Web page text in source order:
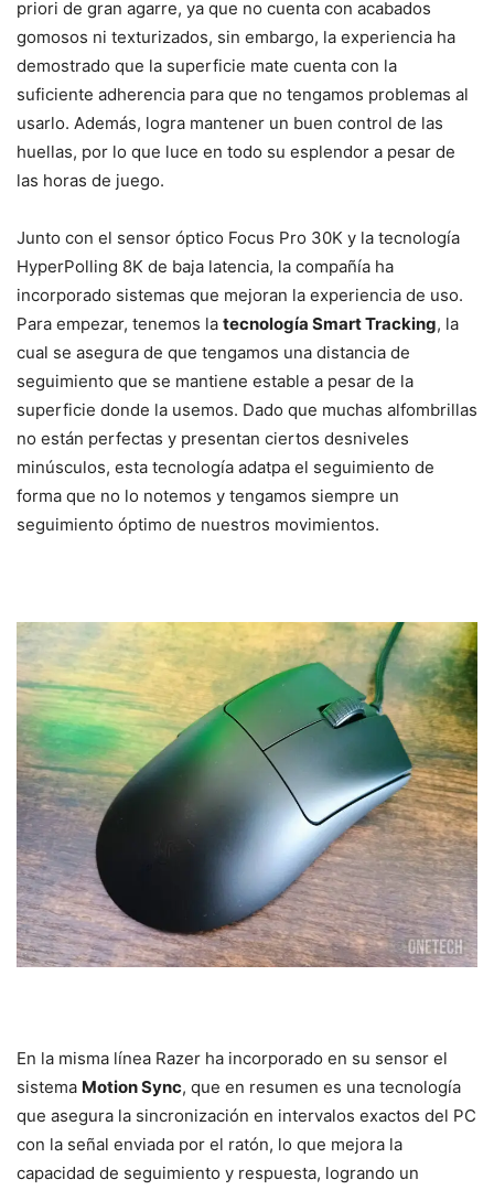
priori de gran agarre, ya que no cuenta con acabados
gomosos ni texturizados, sin embargo, la experiencia ha
demostrado que la superficie mate cuenta con la
suficiente adherencia para que no tengamos problemas al
usarlo. Además, logra mantener un buen control de las
huellas, por lo que luce en todo su esplendor a pesar de
las horas de juego.
Junto con el sensor óptico Focus Pro 30K y la tecnología
HyperPolling 8K de baja latencia, la compañía ha
incorporado sistemas que mejoran la experiencia de uso.
Para empezar, tenemos la tecnología Smart Tracking, la
cual se asegura de que tengamos una distancia de
seguimiento que se mantiene estable a pesar de la
superficie donde la usemos. Dado que muchas alfombrillas
no están perfectas y presentan ciertos desniveles
minúsculos, esta tecnología adatpa el seguimiento de
forma que no lo notemos y tengamos siempre un
seguimiento óptimo de nuestros movimientos.
En la misma línea Razer ha incorporado en su sensor el
sistema Motion Sync, que en resumen es una tecnología
que asegura la sincronización en intervalos exactos del PC
con la señal enviada por el ratón, lo que mejora la
capacidad de seguimiento y respuesta, logrando un